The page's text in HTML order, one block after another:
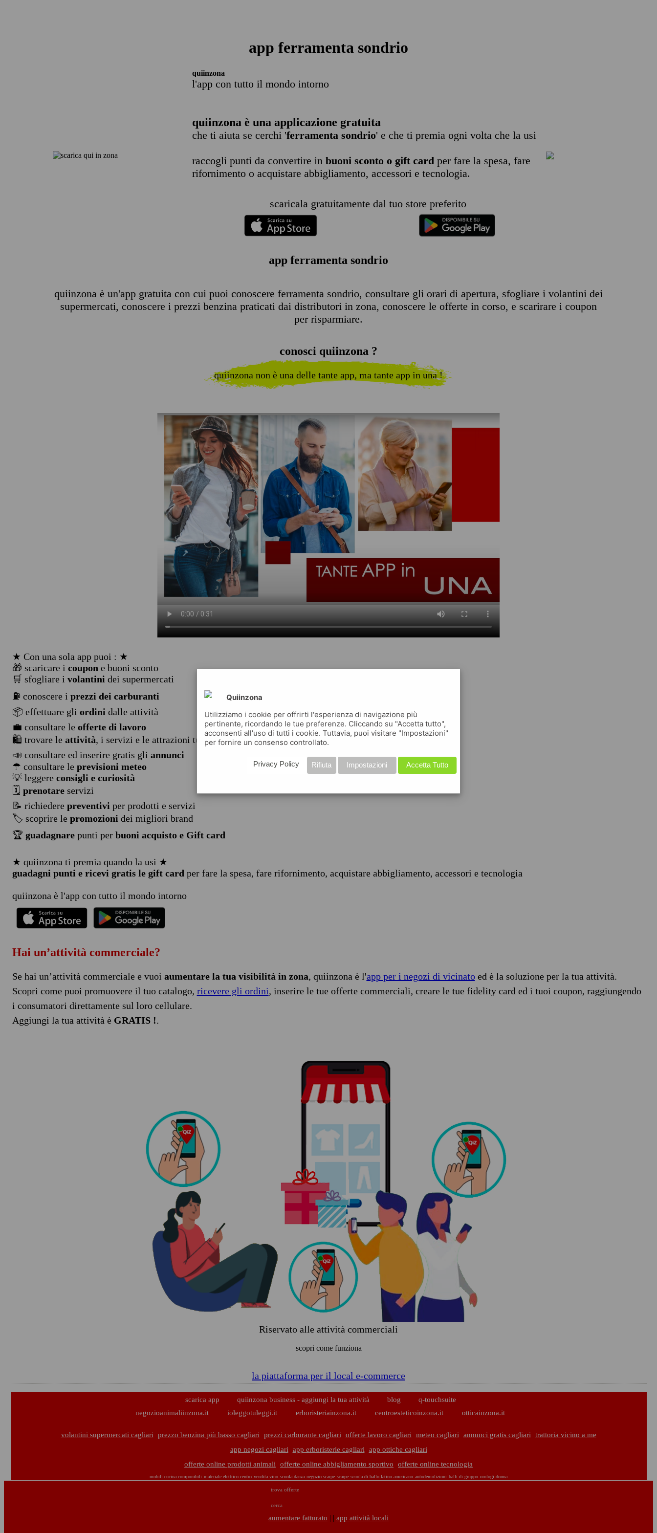
app ferramenta sondrio
quiinzona
l'app con tutto il mondo intorno
quiinzona è una applicazione gratuita
che ti aiuta se cerchi 'ferramenta sondrio' e che ti premia ogni volta che la usi
raccogli punti da convertire in buoni sconto o gift card per fare la spesa, fare
rifornimento o acquistare abbigliamento, accessori e tecnologia.
scaricala gratuitamente dal tuo store preferito
app ferramenta sondrio
quiinzona è un'app gratuita con cui puoi conoscere ferramenta sondrio, consultare gli orari di apertura, sfogliare i volantini dei
supermercati, conoscere i prezzi benzina praticati dai distributori in zona, conoscere le offerte in corso, e scarirare i coupon
per risparmiare.
conosci quiinzona ?
quiinzona non è una delle tante app, ma tante app in una !
★ Con una sola app puoi : ★
🎁 scaricare i coupon e buoni sconto
🛒 sfogliare i volantini dei supermercati
⛽ conoscere i prezzi dei carburanti
📦 effettuare gli ordini dalle attività
💼 consultare le offerte di lavoro
🛍️ trovare le attività, i servizi e le attrazioni turistiche
📣 consultare ed inserire gratis gli annunci
☂ consultare le previsioni meteo
💡 leggere consigli e curiosità
🗓️ prenotareservizi
📝 richiedere preventivi per prodotti e servizi
🏷️ scoprire le promozioni dei migliori brand
🏆 guadagnarepunti per buoni acquisto e Gift card
★ quiinzona ti premia quando la usi ★
guadagni punti e ricevi gratis le gift card per fare la spesa, fare rifornimento, acquistare abbigliamento, accessori e tecnologia
quiinzona è l'app con tutto il mondo intorno
Hai un’attività commerciale?
Se hai un’attività commerciale e vuoi aumentare la tua visibilità in zona, quiinzona è l'app per i negozi di vicinatoed è la soluzione per la tua attività.
Scopri come puoi promuovere il tuo catalogo, ricevere gli ordini, inserire le tue offerte commerciali, creare le tue fidelity card ed i tuoi coupon, raggiungendo
i consumatori direttamente sul loro cellulare.
Aggiungi la tua attività è GRATIS !.
Riservato alle attività commerciali
scopri come funziona
la piattaforma per il local e-commerce
scarica app quiinzona business - aggiungi la tua attività blog
q-touchsuite
negozioanimaliinzona.it
ioleggotuleggi.it erboristeriainzona.it centroesteticoinzona.it otticainzona.it
volantini supermercati cagliari prezzo benzina più basso cagliari prezzi carburante cagliari offerte lavoro cagliari meteo cagliari annunci gratis cagliari
trattoria vicino a me
app negozi cagliari
app erboristerie cagliari
app ottiche cagliari
offerte online prodotti animali
offerte online abbigliamento sportivo offerte online tecnologia
mobili cucina componibili materiale elettrico centro vendita vino scuola danza negozio scarpe scarpe scuola di ballo latino americano autodemolizioni balli di gruppo orologi donna
trova offerte
cerca
aumentare fatturato | | app attività locali
Quiinzona
Utilizziamo i cookie per offrirti l'esperienza di navigazione più
pertinente, ricordando le tue preferenze. Cliccando su "Accetta tutto",
acconsenti all'uso di tutti i cookie. Tuttavia, puoi visitare "Impostazioni"
per fornire un consenso controllato.
Accetta Tutto
Impostazioni
Rifiuta
Privacy Policy